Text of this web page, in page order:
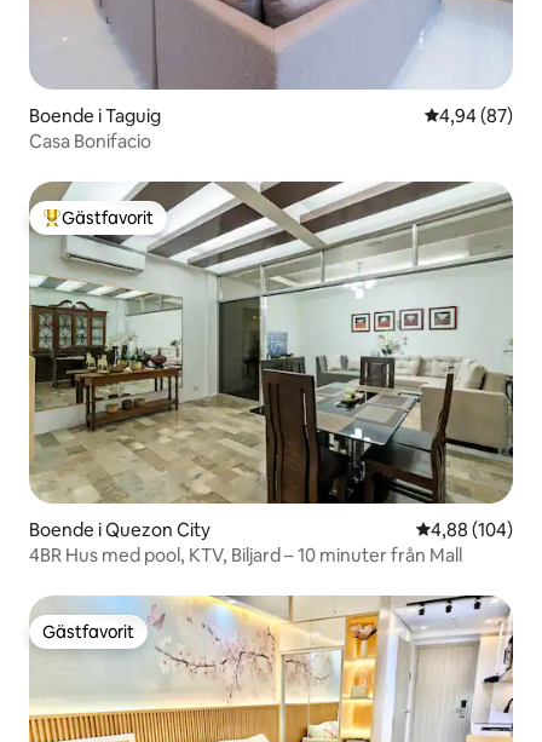
Boende i Taguig 4,94 av 5 i
4,94 (87)
Casa Bonifacio
Populär gästfavorit
Gästfavorit
Boende i Quezon City 4,88 av 5 i
4,88 (104)
4BR Hus med pool, KTV, Biljard – 10 minuter från Mall
Gästfavorit
Gästfavorit